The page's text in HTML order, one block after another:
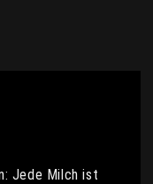
Jede Milch ist